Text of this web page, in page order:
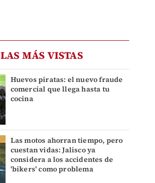
LAS MÁS VISTAS
Huevos piratas: el nuevo fraude
comercial que llega hasta tu
cocina
Las motos ahorran tiempo, pero
cuestan vidas: Jalisco ya
considera a los accidentes de
'bikers' como problema